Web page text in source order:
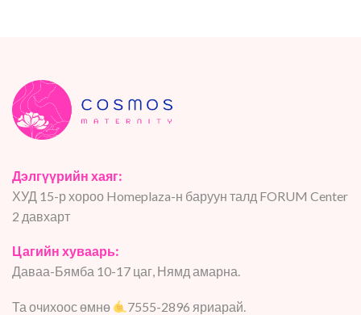
Дэлгүүрийн хаяг:
ХУД 15-р хороо Homeplaza-н баруун талд FORUM Center
2 давхарт
Цагийн хуваарь:
Даваа-Бямба 10-17 цаг, Нямд амарна.
Та очихоос өмнө 7555-2896 яриарай.